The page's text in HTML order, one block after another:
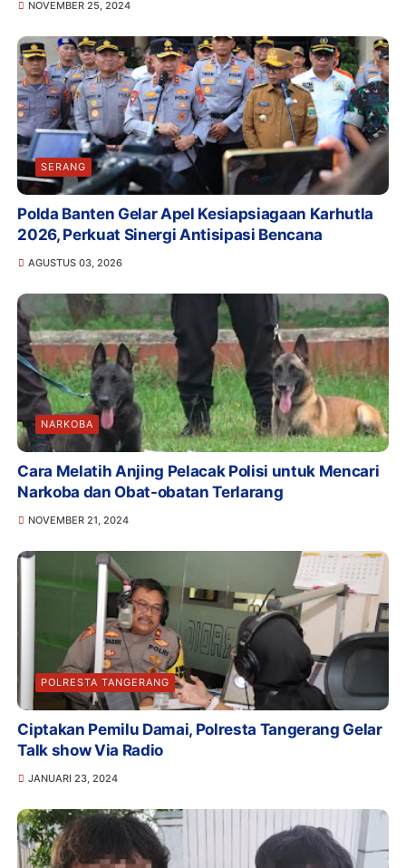
NOVEMBER 25, 2024
SERANG
Polda Banten Gelar Apel Kesiapsiagaan Karhutla
2026, Perkuat Sinergi Antisipasi Bencana
AGUSTUS 03, 2026
NARKOBA
Cara Melatih Anjing Pelacak Polisi untuk Mencari
Narkoba dan Obat-obatan Terlarang
NOVEMBER 21, 2024
POLRESTA TANGERANG
Ciptakan Pemilu Damai, Polresta Tangerang Gelar
Talk show Via Radio
JANUARI 23, 2024